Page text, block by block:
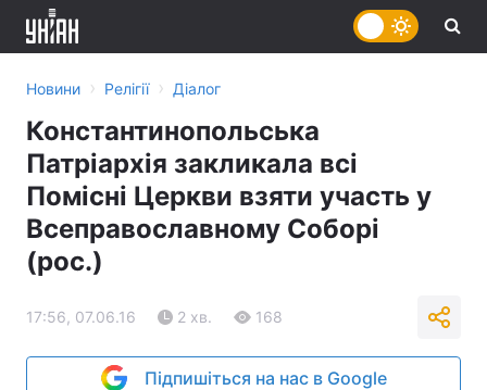
Новини › Релігії › Діалог
Константинопольська
Патріархія закликала всі
Помісні Церкви взяти участь у
Всеправославному Соборі
(рос.)
17:56, 07.06.16 2 хв. 168
Підпишіться на нас в Google